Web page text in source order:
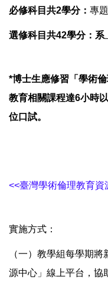
必修科目共2學分： 專
選修科目共42學分：系
*博士生應修習「學術
教育相關課程達6小時
位口試。
<<臺灣學術倫理教育資
實施方式：
（一）教學組每學期
源中心」線上平台，協